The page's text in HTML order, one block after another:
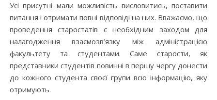
Усі присутні мали можливість висловитись, поставити
питання і отримати повні відповіді на них. Вважаємо, що
проведення старостатів є необхідним заходом для
налагодження взаємозв’язку між адміністрацією
факультету та студентами. Саме старости, як
представники студентів повинні в першу чергу донести
до кожного студента своєї групи всю інформацію, яку
отримують.